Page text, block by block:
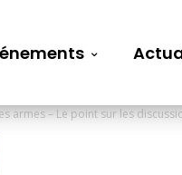
armes – Le point sur les